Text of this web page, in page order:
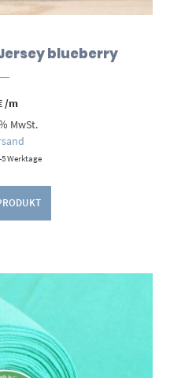
blueberry
/m
MwSt.
Werktage